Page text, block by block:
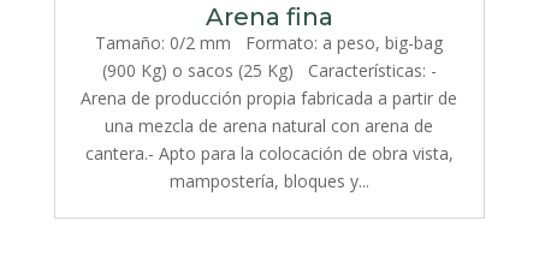
Arena fina
Tamaño: 0/2 mm Formato: a peso, big-bag
(900 Kg) o sacos (25 Kg) Características: -
Arena de producción propia fabricada a partir de
una mezcla de arena natural con arena de
cantera.- Apto para la colocación de obra vista,
mampostería, bloques y...